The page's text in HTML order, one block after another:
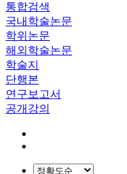
통합검색
국내학술논문
학위논문
해외학술논문
학술지
단행본
연구보고서
공개강의